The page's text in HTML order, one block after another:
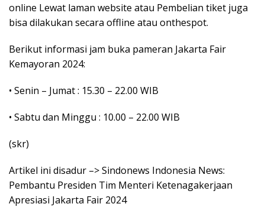
online Lewat laman website atau Pembelian tiket juga
bisa dilakukan secara offline atau onthespot.
Berikut informasi jam buka pameran Jakarta Fair
Kemayoran 2024:
• Senin – Jumat : 15.30 – 22.00 WIB
• Sabtu dan Minggu : 10.00 – 22.00 WIB
(skr)
Artikel ini disadur –> Sindonews Indonesia News:
Pembantu Presiden Tim Menteri Ketenagakerjaan
Apresiasi Jakarta Fair 2024